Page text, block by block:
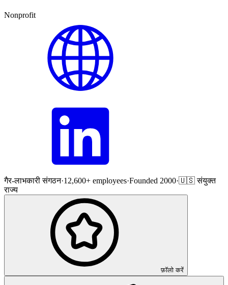
Nonprofit
गैर-लाभकारी संगठन·12,600+ employees·Founded 2000·🇺🇸 संयुक्त
राज्य
फ़ॉलो करें